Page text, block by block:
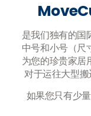
是我们独有的国
中号和小号（尺
为您的珍贵家居
对于运往大型
如果您只有少